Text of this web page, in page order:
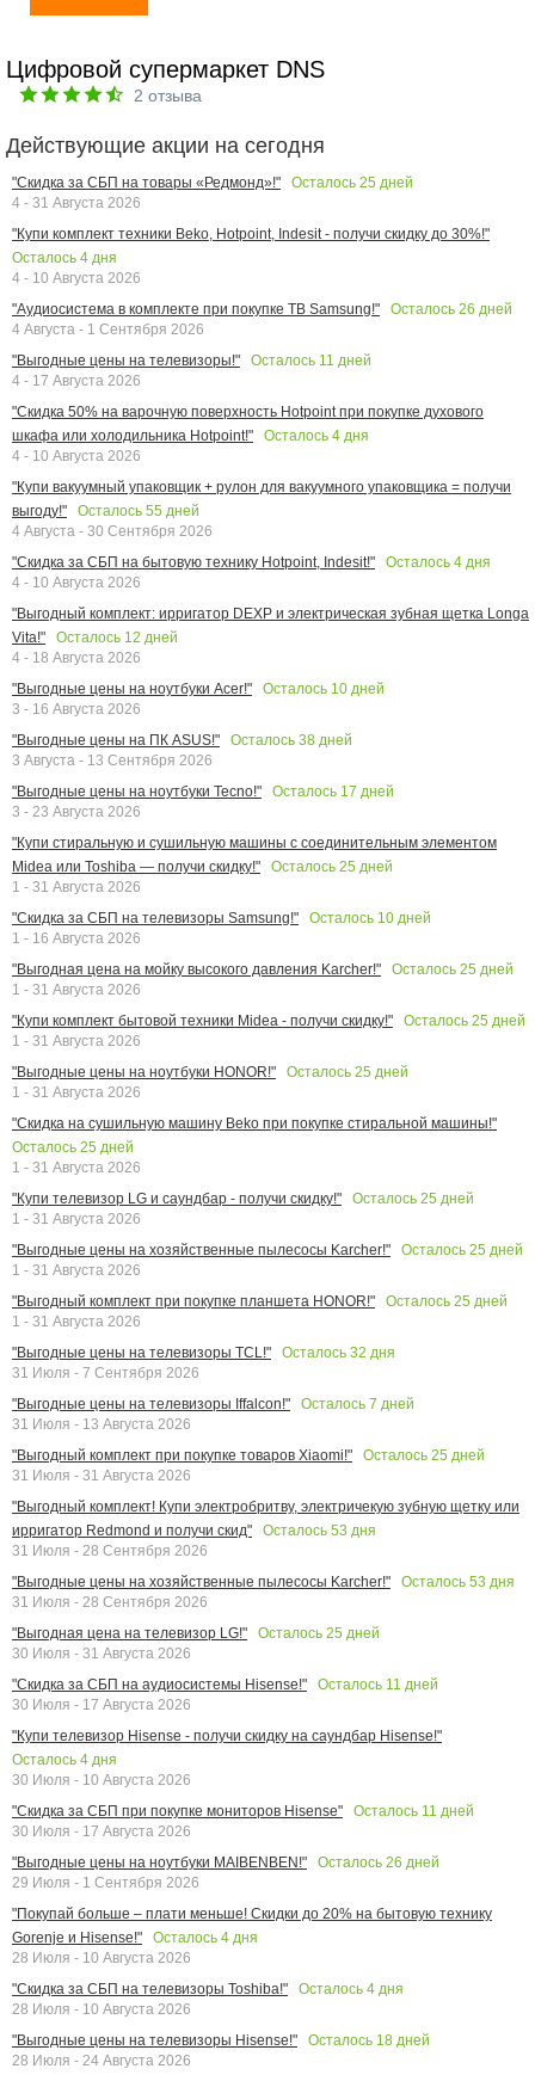
Цифровой супермаркет DNS
2 отзыва
Действующие акции на сегодня
"Скидка за СБП на товары «Редмонд»!" Осталось 25 дней
4 - 31 Августа 2026
"Купи комплект техники Beko, Hotpoint, Indesit - получи скидку до 30%!"
Осталось 4 дня
4 - 10 Августа 2026
"Аудиосистема в комплекте при покупке ТВ Samsung!"
Осталось 26 дней
4 Августа - 1 Сентября 2026
"Выгодные цены на телевизоры!"
Осталось 11 дней
4 - 17 Августа 2026
"Скидка 50% на варочную поверхность Hotpoint при покупке духового
шкафа или холодильника Hotpoint!"
Осталось 4 дня
4 - 10 Августа 2026
"Купи вакуумный упаковщик + рулон для вакуумного упаковщика = получи
выгоду!"
Осталось 55 дней
4 Августа - 30 Сентября 2026
"Скидка за СБП на бытовую технику Hotpoint, Indesit!"
Осталось 4 дня
4 - 10 Августа 2026
"Выгодный комплект: ирригатор DEXP и электрическая зубная щетка Longa
Vita!"
Осталось 12 дней
4 - 18 Августа 2026
"Выгодные цены на ноутбуки Acer!"
Осталось 10 дней
3 - 16 Августа 2026
"Выгодные цены на ПК ASUS!"
Осталось 38 дней
3 Августа - 13 Сентября 2026
"Выгодные цены на ноутбуки Tecno!"
Осталось 17 дней
3 - 23 Августа 2026
"Купи стиральную и сушильную машины с соединительным элементом
Midea или Toshiba — получи скидку!"
Осталось 25 дней
1 - 31 Августа 2026
"Скидка за СБП на телевизоры Samsung!"
Осталось 10 дней
1 - 16 Августа 2026
"Выгодная цена на мойку высокого давления Karcher!"
Осталось 25 дней
1 - 31 Августа 2026
"Купи комплект бытовой техники Midea - получи скидку!"
Осталось 25 дней
1 - 31 Августа 2026
"Выгодные цены на ноутбуки HONOR!"
Осталось 25 дней
1 - 31 Августа 2026
"Скидка на сушильную машину Beko при покупке стиральной машины!"
Осталось 25 дней
1 - 31 Августа 2026
"Купи телевизор LG и саундбар - получи скидку!"
Осталось 25 дней
1 - 31 Августа 2026
"Выгодные цены на хозяйственные пылесосы Karcher!"
Осталось 25 дней
1 - 31 Августа 2026
"Выгодный комплект при покупке планшета HONOR!"
Осталось 25 дней
1 - 31 Августа 2026
"Выгодные цены на телевизоры TCL!"
Осталось 32 дня
31 Июля - 7 Сентября 2026
"Выгодные цены на телевизоры Iffalcon!"
Осталось 7 дней
31 Июля - 13 Августа 2026
"Выгодный комплект при покупке товаров Xiaomi!"
Осталось 25 дней
31 Июля - 31 Августа 2026
"Выгодный комплект! Купи электробритву, электричекую зубную щетку или
ирригатор Redmond и получи скид"
Осталось 53 дня
31 Июля - 28 Сентября 2026
"Выгодные цены на хозяйственные пылесосы Karcher!"
Осталось 53 дня
31 Июля - 28 Сентября 2026
"Выгодная цена на телевизор LG!"
Осталось 25 дней
30 Июля - 31 Августа 2026
"Скидка за СБП на аудиосистемы Hisense!"
Осталось 11 дней
30 Июля - 17 Августа 2026
"Купи телевизор Hisense - получи скидку на саундбар Hisense!"
Осталось 4 дня
30 Июля - 10 Августа 2026
"Скидка за СБП при покупке мониторов Hisense"
Осталось 11 дней
30 Июля - 17 Августа 2026
"Выгодные цены на ноутбуки MAIBENBEN!"
Осталось 26 дней
29 Июля - 1 Сентября 2026
"Покупай больше – плати меньше! Скидки до 20% на бытовую технику
Gorenje и Hisense!"
Осталось 4 дня
28 Июля - 10 Августа 2026
"Скидка за СБП на телевизоры Toshiba!"
Осталось 4 дня
28 Июля - 10 Августа 2026
"Выгодные цены на телевизоры Hisense!"
Осталось 18 дней
28 Июля - 24 Августа 2026